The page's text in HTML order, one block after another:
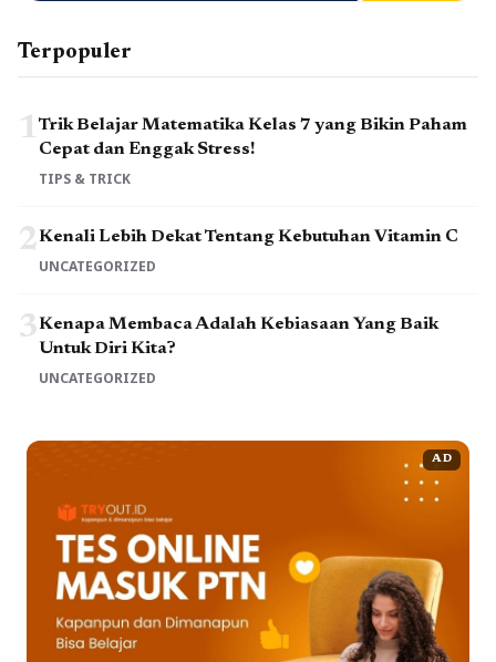
Terpopuler
1Trik Belajar Matematika Kelas 7 yang Bikin Paham
Cepat dan Enggak Stress!
TIPS & TRICK
2Kenali Lebih Dekat Tentang Kebutuhan Vitamin C
UNCATEGORIZED
3Kenapa Membaca Adalah Kebiasaan Yang Baik
Untuk Diri Kita?
UNCATEGORIZED
AD